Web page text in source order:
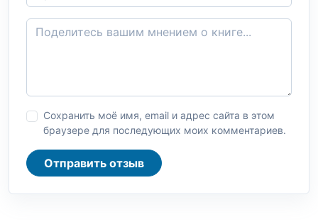
Сохранить моё имя, email и адрес сайта в этом
браузере для последующих моих комментариев.
Отправить отзыв